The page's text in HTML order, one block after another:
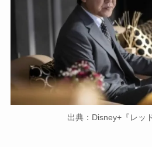
出典：Disney+『レッ